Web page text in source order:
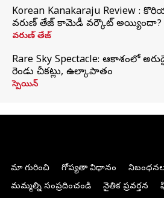
Korean Kanakaraju Review :
వరుణ్ తేజ్ కామెడీ వర్కౌట్ అయ్యిందా?
వరుణ్ తేజ్
Rare Sky Spectacle: ఆకాశంలో
రెండు చీకట్లు, ఉల్కాపాతం
స్పెయిన్
మా గురించి గోప్యతా విధానం
మమ్మల్ని సంప్రదించండి
నైతిక ప్రవర్తన